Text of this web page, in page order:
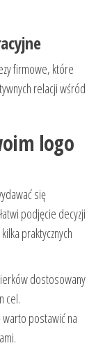
firmowe, które
relacji wśród
logo
się
podjęcie decyzji
praktycznych
dostosowany
cel.
postawić na